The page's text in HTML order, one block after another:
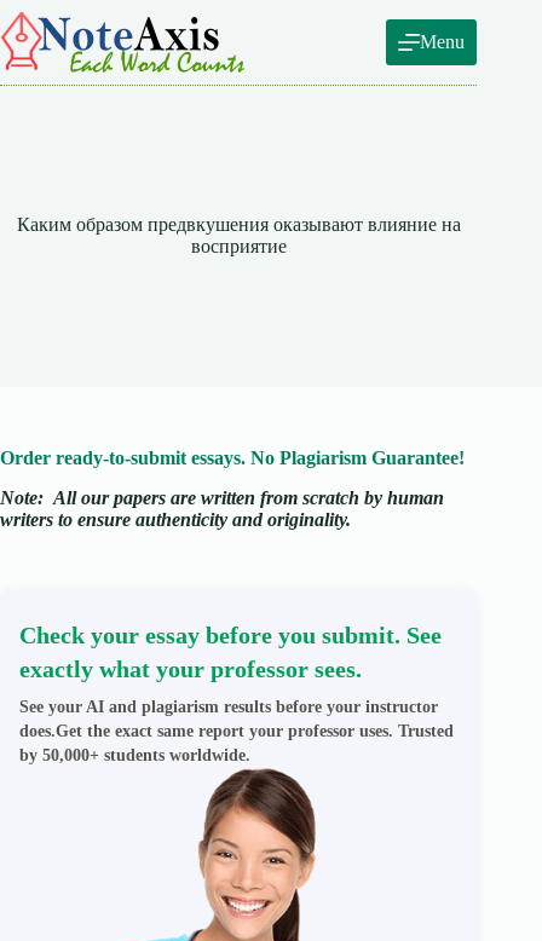
Skip
to
content
Menu
Каким образом предвкушения оказывают влияние на
восприятие
Order ready-to-submit essays. No Plagiarism Guarantee!
Note: All our papers are written from scratch by human
writers to ensure authenticity and originality.
Check your essay before you submit. See
exactly what your professor sees.
See your AI and plagiarism results before your instructor
does.Get the exact same report your professor uses. Trusted
by 50,000+ students worldwide.